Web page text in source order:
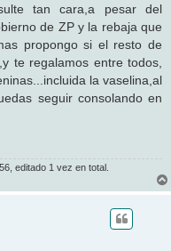
tan cara,a pesar del
de ZP y la rebaja que
propongo si el resto de
te regalamos entre todos,
la vaselina,al
seguir consolando en
editado 1 vez en total.